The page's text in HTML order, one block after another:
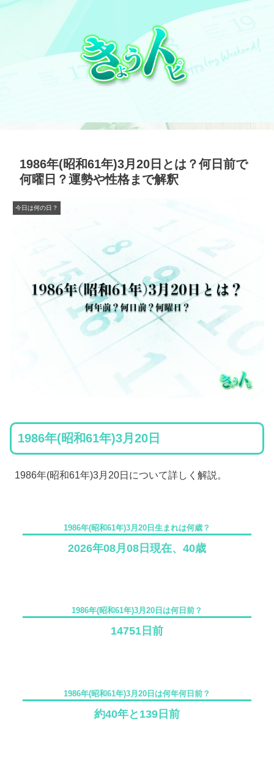
1986年(昭和61年)3月20日とは？何日前で
何曜日？運勢や性格まで解釈
今日は何の日？
1986年(昭和61年)3月20日
1986年(昭和61年)3月20日について詳しく解説。
1986年(昭和61年)3月20日生まれは何歳？
2026年08月08日現在、40歳
1986年(昭和61年)3月20日は何日前？
14751日前
1986年(昭和61年)3月20日は何年何日前？
約40年と139日前